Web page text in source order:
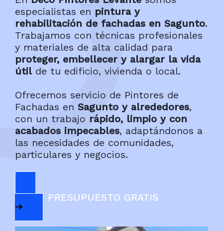
especialistas en pintura y
rehabilitación de fachadas en Sagunto.
Trabajamos con técnicas profesionales
y materiales de alta calidad para
proteger, embellecer y alargar la vida
útilde tu edificio, vivienda o local.
Ofrecemos servicio de Pintores de
Fachadas en Sagunto y alrededores,
con un trabajo rápido, limpio y con
acabados impecables, adaptándonos a
las necesidades de comunidades,
particulares y negocios.
PEDIR PRESUPUESTO GRATIS